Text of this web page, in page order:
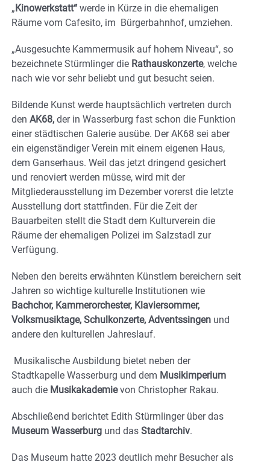
„Kinowerkstatt“ werde in Kürze in die ehemaligen
Räume vom Cafesito, im Bürgerbahnhof, umziehen.
„Ausgesuchte Kammermusik auf hohem Niveau“, so
bezeichnete Stürmlinger die Rathauskonzerte, welche
nach wie vor sehr beliebt und gut besucht seien.
Bildende Kunst werde hauptsächlich vertreten durch
den AK68, der in Wasserburg fast schon die Funktion
einer städtischen Galerie ausübe. Der AK68 sei aber
ein eigenständiger Verein mit einem eigenen Haus,
dem Ganserhaus. Weil das jetzt dringend gesichert
und renoviert werden müsse, wird mit der
Mitgliederausstellung im Dezember vorerst die letzte
Ausstellung dort stattfinden. Für die Zeit der
Bauarbeiten stellt die Stadt dem Kulturverein die
Räume der ehemaligen Polizei im Salzstadl zur
Verfügung.
Neben den bereits erwähnten Künstlern bereichern seit
Jahren so wichtige kulturelle Institutionen wie
Bachchor, Kammerorchester, Klaviersommer,
Volksmusiktage, Schulkonzerte, Adventssingen und
andere den kulturellen Jahreslauf.
Musikalische Ausbildung bietet neben der
Stadtkapelle Wasserburg und dem Musikimperium
auch die Musikakademievon Christopher Rakau.
Abschließend berichtet Edith Stürmlinger über das
Museum Wasserburg und das Stadtarchiv.
Das Museum hatte 2023 deutlich mehr Besucher als